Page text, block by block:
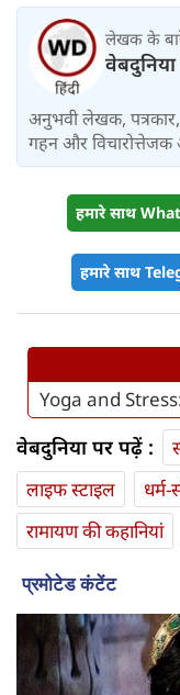
लेखक के
अनुभवी लेखक, पत्रकार,
गहन और विचारोत्तेजक
हमारे साथ
हमारे साथ
Yoga and
वेबदुनिया पर पढ़ें :
लाइफ स्‍टाइल
धर्म-
रामायण की कहानियां